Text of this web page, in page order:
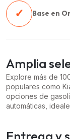
✓ Base en
Amplia
Explore más de
populares como
opciones de
automáticas,
Entrega y